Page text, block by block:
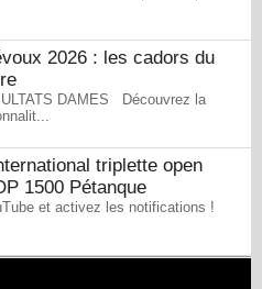
2026 : les cadors du
DAMES Découvrez la
triplette open
1500 Pétanque
et activez les notifications !